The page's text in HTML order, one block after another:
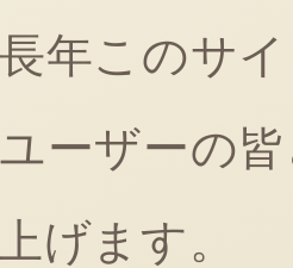
年このサ
ーザーの
げます。